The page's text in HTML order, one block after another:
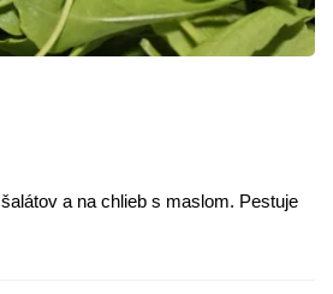
a na chlieb s maslom. Pestuje